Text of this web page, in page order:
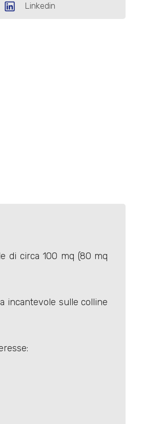
Linkedin
di circa 100 mq (80 mq
incantevole sulle colline